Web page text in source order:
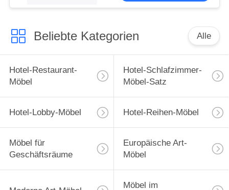
Beliebte Kategorien Alle
Hotel-Restaurant-
Möbel
Hotel-Schlafzimmer-
Möbel-Satz
Hotel-Lobby-Möbel Hotel-Reihen-Möbel
Möbel für
Geschäftsräume
Europäische Art-
Möbel
Möbel im